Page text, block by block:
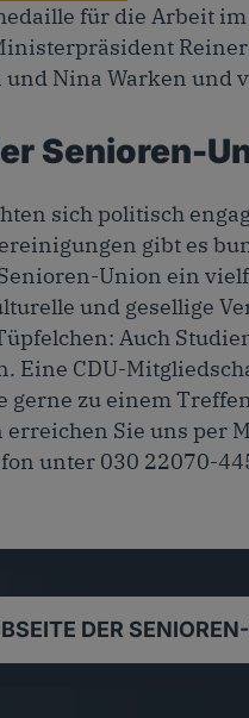
für die Arbeit
Nina Warken und
Senioren-
sich politisch
gibt es
Union ein
und gesellige
Auch
Eine CDU-
gerne zu einem
erreichen Sie uns per
unter 030 22070-
DER